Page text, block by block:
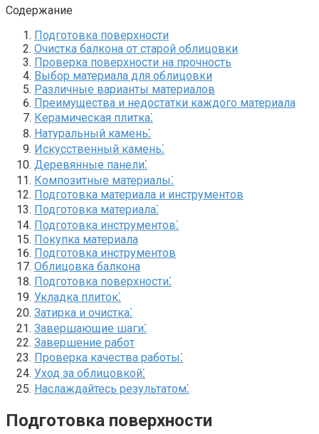
Содержание
Подготовка поверхности
Очистка балкона от старой облицовки
Проверка поверхности на прочность
Выбор материала для облицовки
Различные варианты материалов
Преимущества и недостатки каждого материала
Керамическая плитка⁚
Натуральный камень⁚
Искусственный камень⁚
Деревянные панели⁚
Композитные материалы⁚
Подготовка материала и инструментов
Подготовка материала⁚
Подготовка инструментов⁚
Покупка материала
Подготовка инструментов
Облицовка балкона
Подготовка поверхности⁚
Укладка плиток⁚
Затирка и очистка⁚
Завершающие шаги⁚
Завершение работ
Проверка качества работы⁚
Уход за облицовкой⁚
Наслаждайтесь результатом⁚
Подготовка поверхности